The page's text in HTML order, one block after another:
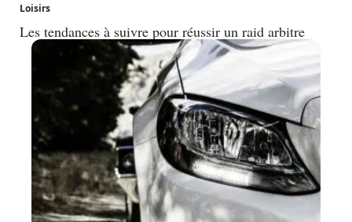
Loisirs
Les tendances à suivre pour réussir un raid arbitre